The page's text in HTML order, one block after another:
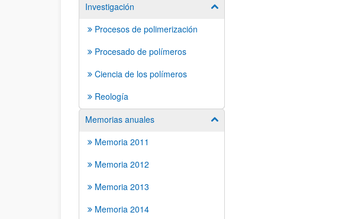
Investigación
Mostrar/ocultar subpáginas
Procesos de polimerización
Procesado de polímeros
Ciencia de los polímeros
Reología
Memorias anuales
Mostrar/ocultar subpáginas
Memoria 2011
Memoria 2012
Memoria 2013
Memoria 2014